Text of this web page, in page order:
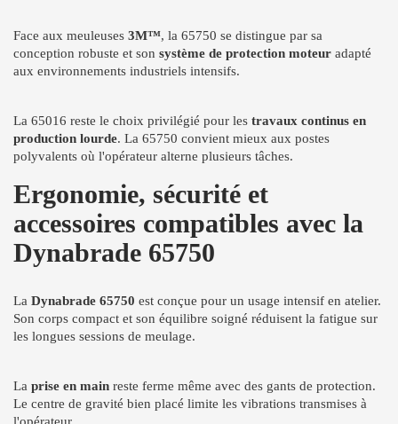
Face aux meuleuses 3M™, la 65750 se distingue par sa
conception robuste et son système de protection moteur adapté
aux environnements industriels intensifs.
La 65016 reste le choix privilégié pour les travaux continus en
production lourde. La 65750 convient mieux aux postes
polyvalents où l'opérateur alterne plusieurs tâches.
Ergonomie, sécurité et
accessoires compatibles avec la
Dynabrade 65750
La Dynabrade 65750 est conçue pour un usage intensif en atelier.
Son corps compact et son équilibre soigné réduisent la fatigue sur
les longues sessions de meulage.
La prise en main reste ferme même avec des gants de protection.
Le centre de gravité bien placé limite les vibrations transmises à
l'opérateur.